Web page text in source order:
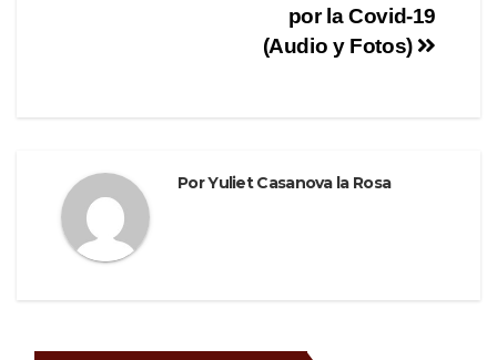
por la Covid-19
(Audio y Fotos)
PorYuliet Casanova la Rosa